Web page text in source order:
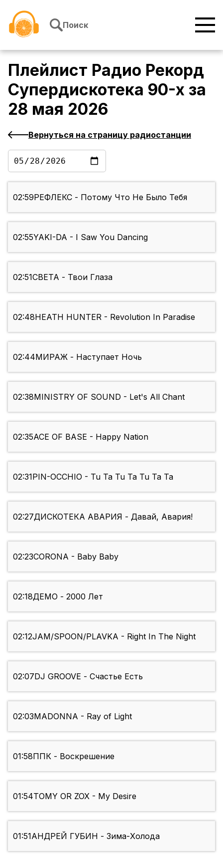
Поиск
Плейлист Радио Рекорд
Супердискотека 90-х за
28 мая 2026
Вернуться на страницу радиостанции
02:59РЕФЛЕКС - Потому Что Не Было Тебя
02:55YAKI-DA - I Saw You Dancing
02:51СВЕТА - Твои Глаза
02:48HEATH HUNTER - Revolution In Paradise
02:44МИРАЖ - Наступает Ночь
02:38MINISTRY OF SOUND - Let's All Chant
02:35ACE OF BASE - Happy Nation
02:31PIN-OCCHIO - Tu Ta Tu Ta Tu Ta Ta
02:27ДИСКОТЕКА АВАРИЯ - Давай, Авария!
02:23CORONA - Baby Baby
02:18ДЕМО - 2000 Лет
02:12JAM/SPOON/PLAVKA - Right In The Night
02:07DJ GROOVE - Счастье Есть
02:03MADONNA - Ray of Light
01:58ППК - Воскрешение
01:54TOMY OR ZOX - My Desire
01:51АНДРЕЙ ГУБИН - Зима-Холода